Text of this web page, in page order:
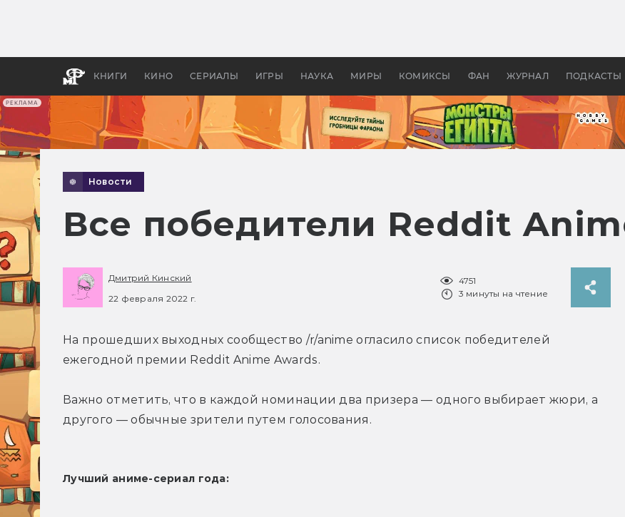
РЕКЛАМА
КНИГИ КИНО СЕРИАЛЫ ИГРЫ НАУКА МИРЫ КОМИКСЫ ФАН ЖУРНАЛ ПОДКАСТЫ
апокалипсис, в России —
бы «Властелина колец»
Новости
Все победители Reddit
Дмитрий Кинский
22 февраля 2022 г.
4751
3 минуты на чтение
На прошедших выходных сообщество /r/anime огласило список победителей
ежегодной премии Reddit Anime Awards.
Важно отметить, что в каждой номинации два призера — одного выбирает жюри, а
другого — обычные зрители путем голосования.
Лучший аниме-сериал года: